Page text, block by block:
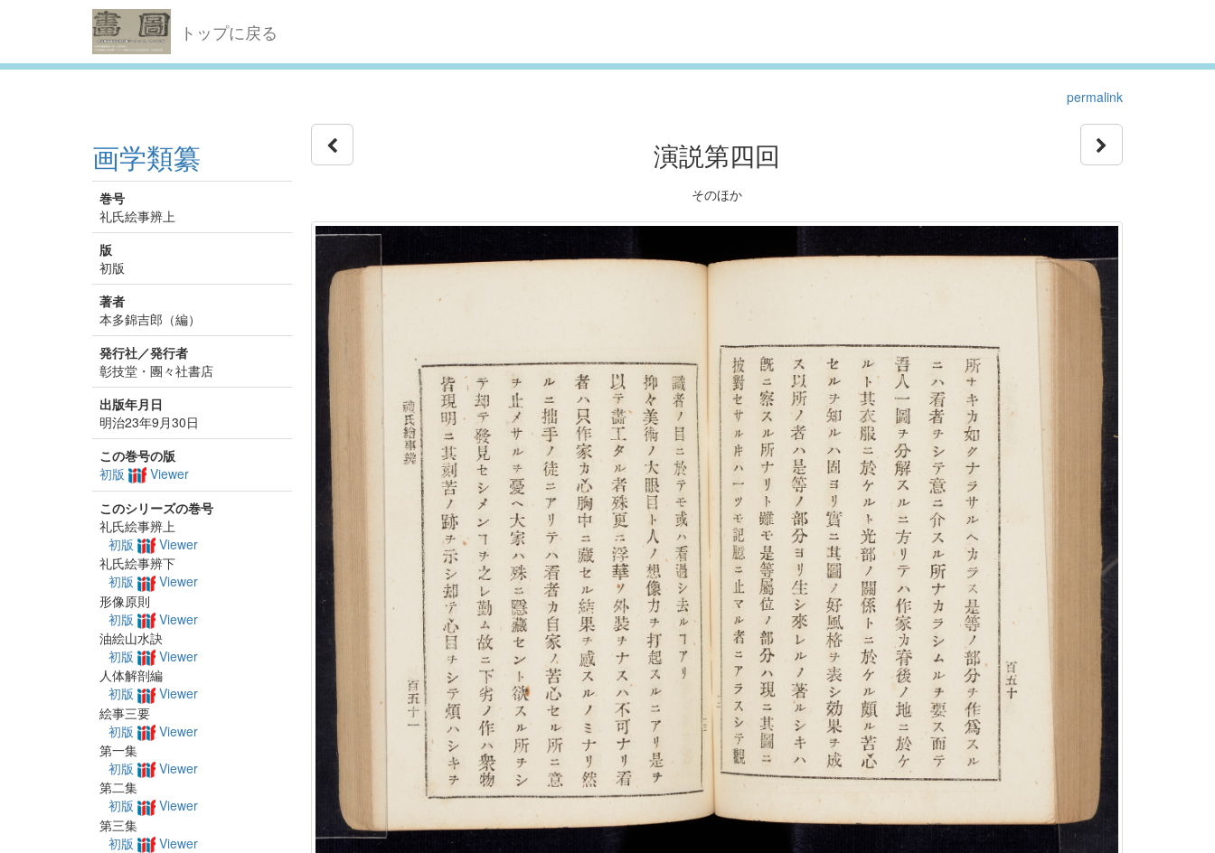
トップに戻る
permalink
画学類纂
巻号
礼氏絵事辨上
版
初版
著者
本多錦吉郎（編）
発行社／発行者
彰技堂・團々社書店
出版年月日
明治23年9月30日
この巻号の版
初版
Viewer
このシリーズの巻号
礼氏絵事辨上
初版
Viewer
礼氏絵事辨下
初版
Viewer
形像原則
初版
Viewer
油絵山水訣
初版
Viewer
人体解剖編
初版
Viewer
絵事三要
初版
Viewer
第一集
初版
Viewer
第二集
初版
Viewer
第三集
初版
Viewer
演説第四回
そのほか